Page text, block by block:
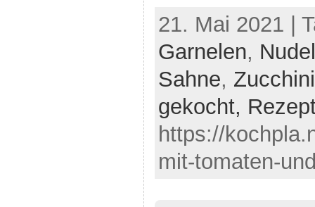
21. Mai 2021 |
Garnelen,
Sahne, Zucchini
gekocht,
https://
mit-tomaten-